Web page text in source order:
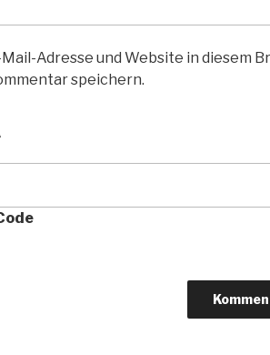
Mail-Adresse und Website in diesem
speichern.